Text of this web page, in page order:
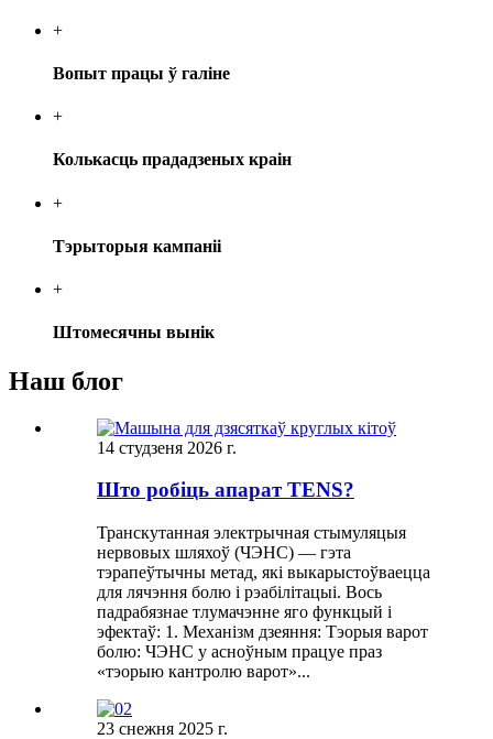
+
Вопыт працы ў галіне
+
Колькасць прададзеных краін
+
Тэрыторыя кампаніі
+
Штомесячны вынік
Наш блог
14 студзеня 2026 г.
Што робіць апарат TENS?
Транскутанная электрычная стымуляцыя
нервовых шляхоў (ЧЭНС) — гэта
тэрапеўтычны метад, які выкарыстоўваецца
для лячэння болю і рэабілітацыі. Вось
падрабязнае тлумачэнне яго функцый і
эфектаў: ​​1. Механізм дзеяння: Тэорыя варот
болю: ЧЭНС у асноўным працуе праз
«тэорыю кантролю варот»...
23 снежня 2025 г.